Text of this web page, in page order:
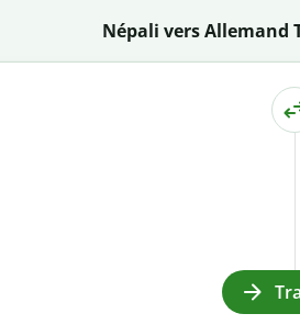
Népali vers Allemand